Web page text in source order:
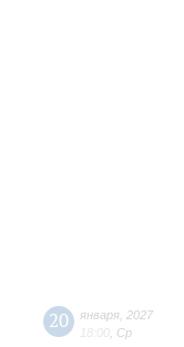
20 января 2027
18:00 Ср